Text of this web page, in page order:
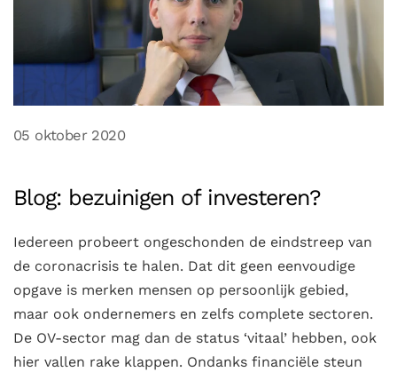
05 oktober 2020
Blog: bezuinigen of investeren?
Iedereen probeert ongeschonden de eindstreep van
de coronacrisis te halen. Dat dit geen eenvoudige
opgave is merken mensen op persoonlijk gebied,
maar ook ondernemers en zelfs complete sectoren.
De OV-sector mag dan de status ‘vitaal’ hebben, ook
hier vallen rake klappen. Ondanks financiële steun